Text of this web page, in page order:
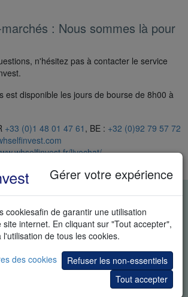
: Nous sommes là pour
n'hésitez pas à contacter le service
est disponible les jours de bourse de 8h00 à
+33 (0)1 48 01 47 61 , BE : +32 (0)92 79 57 72
livechat/
Gérer votre expérience
cookiesafin de garantir une utilisation
internet. En cliquant sur "Tout accepter",
de tous les cookies.
des cookies
Refuser les non-essentiels
Tout accepter
EN TEMPS